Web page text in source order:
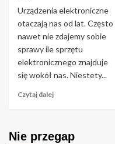
Urządzenia elektroniczne
otaczają nas od lat. Często
nawet nie zdajemy sobie
sprawy ile sprzętu
elektronicznego znajduje
się wokół nas. Niestety...
Czytaj dalej
Nie przegap